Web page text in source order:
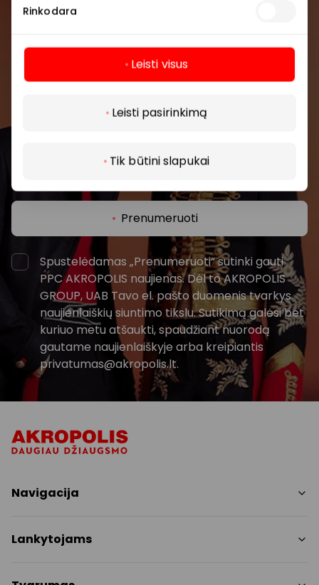
Rinkodara
Leisti visus
Leisti pasirinkimą
Tik būtini slapukai
Prisijunkite prie mūsų
bendruomenės
prekybos centro.
Prenumeruoti
Spustelėdamas „Prenumeruoti“ sutinki gauti
PPC AKROPOLIS naujienas. Dėl to AKROPOLIS
GROUP, UAB Tavo el. pašto duomenis tvarkys
naujienlaiškių siuntimo tikslu. Sutikimą galėsi bet
kuriuo metu atšaukti, spaudžiant nuorodą
gautame naujienlaiškyje arba kreipiantis
privatumas@akropolis.lt.
Daugiau
Navigacija
Paslaugos
Lankytojams